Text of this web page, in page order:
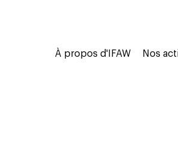
À propos d'IFAW Nos